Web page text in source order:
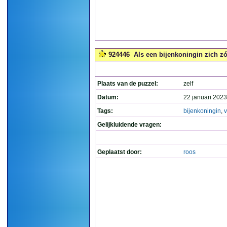
924446 Als een bijenkoningin zich
Plaats van de puzzel:
zelf
Datum:
22 januari
Tags:
bijenkoningin,
Gelijkluidende vragen:
Geplaatst door: roos